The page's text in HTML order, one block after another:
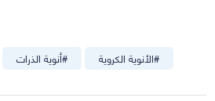
#أنوية الذرات #الأنوية الكروية